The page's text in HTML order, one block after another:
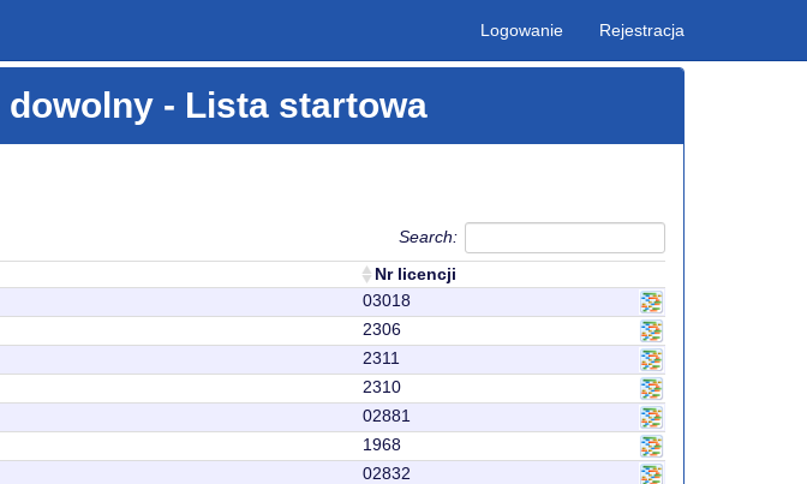
Logowanie Rejestracja
dowolny - Lista startowa
Search:
Nr licencji
03018
2306
2311
2310
02881
1968
02832